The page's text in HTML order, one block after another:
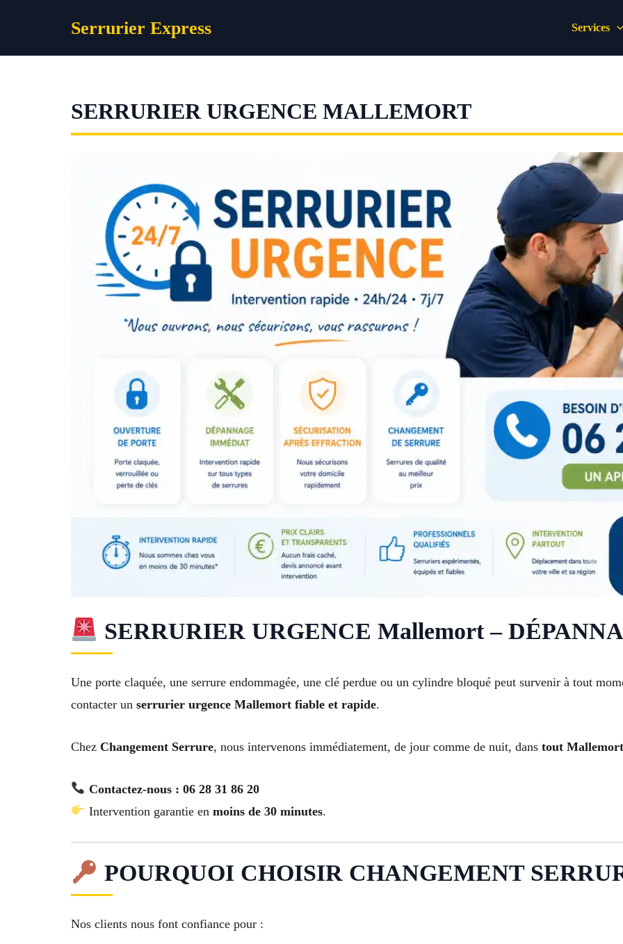
Serrurier Express Services
SERRURIER URGENCE MALLEMORT
SERRURIER URGENCE Mallemort –
Une porte claquée, une serrure endommagée, une clé perdue ou un cylindre bloqué peut survenir à tout
contacter un serrurier urgence Mallemort fiable et rapide.
Chez Changement Serrure, nous intervenons immédiatement, de jour comme de nuit, dans tout
Contactez-nous : 06 28 31 86 20
Intervention garantie en moins de 30 minutes.
POURQUOI CHOISIR CHANGEMENT
Nos clients nous font confiance pour :